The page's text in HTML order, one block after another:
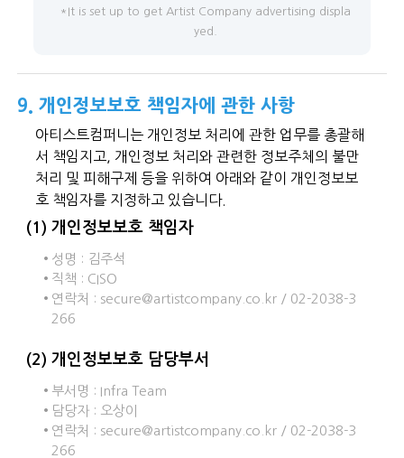
*It is set up to get Artist Company advertising displa
yed.
9. 개인정보보호 책임자에 관한 사항
아티스트컴퍼니는 개인정보 처리에 관한 업무를 총괄해
서 책임지고, 개인정보 처리와 관련한 정보주체의 불만
처리 및 피해구제 등을 위하여 아래와 같이 개인정보보
호 책임자를 지정하고 있습니다.
(1) 개인정보보호 책임자
성명 : 김주석
직책 : CISO
연락처 : secure@artistcompany.co.kr / 02-2038-3
266
(2) 개인정보보호 담당부서
부서명 : Infra Team
담당자 : 오상이
연락처 : secure@artistcompany.co.kr / 02-2038-3
266